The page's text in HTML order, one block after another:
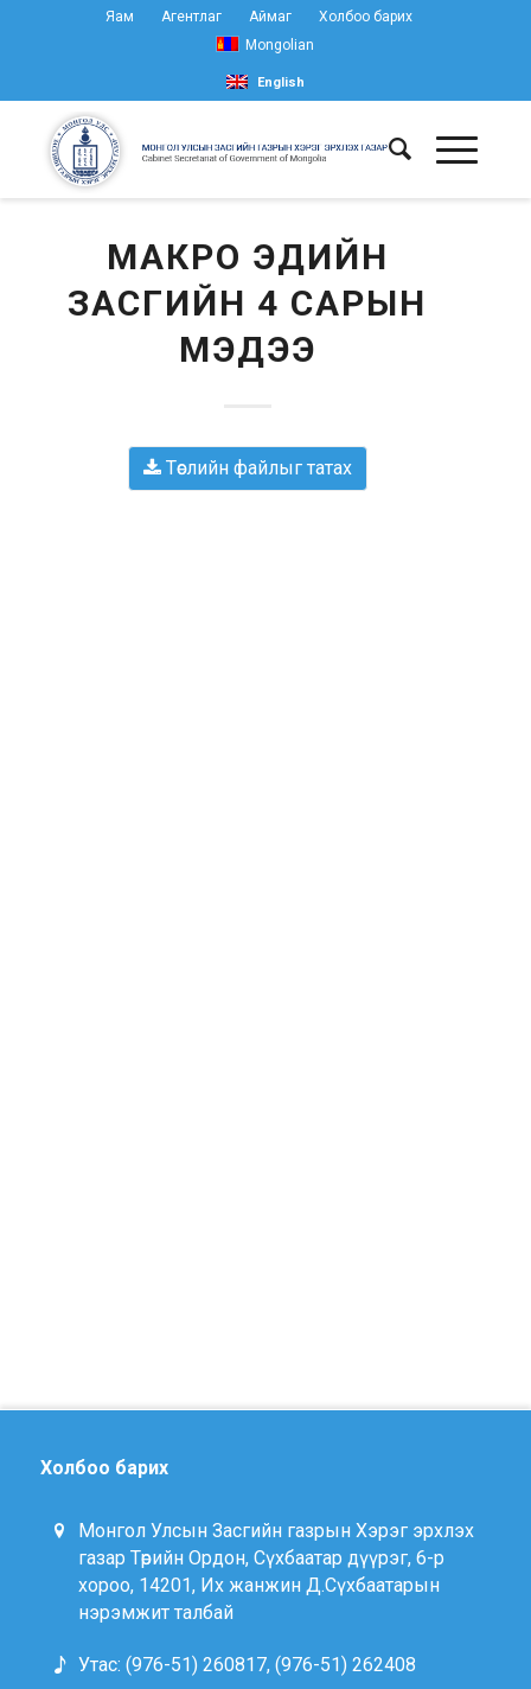
Яам Агентлаг Аймаг
Холбоо барих
Mongolian
English
МАКРО ЭДИЙН
ЗАСГИЙН 4 САРЫН
МЭДЭЭ
Төслийн файлыг татах
Холбоо барих
Монгол Улсын Засгийн газрын Хэрэг эрхлэх
газар Төрийн Ордон, Сүхбаатар дүүрэг, 6-р
хороо, 14201, Их жанжин Д.Сүхбаатарын
нэрэмжит талбай
Утас: (976-51) 260817, (976-51) 262408